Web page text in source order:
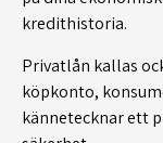
kredithistoria.
Privatlån kallas
köpkonto,
kännetecknar ett